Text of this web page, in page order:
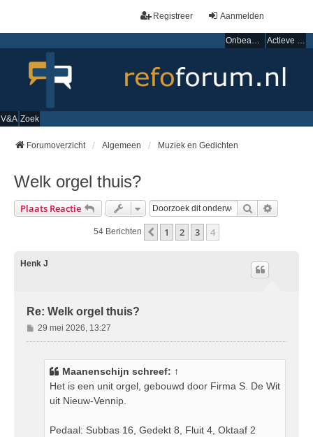
Aanmelden
Registreer
Onbeantwoorde onderwerpen Actieve onderwerpen
V&A Zoek
Forumoverzicht Algemeen Muziek en Gedichten
Welk orgel thuis?
Plaats Reactie Zoek
54 Berichten Vorige
1 2 3 4
Henk J
Re: Welk orgel thuis?
B
e
29 mei 2026, 13:27
Maanenschijn schreef: ↑
Het is een unit orgel, gebouwd door Firma S. De Wit
uit Nieuw-Vennip.
Pedaal: Subbas 16, Gedekt 8, Fluit 4, Oktaaf 2